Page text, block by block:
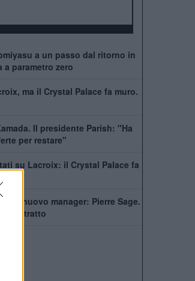
a un passo dal ritorno in
a parametro zero
ma il Crystal Palace fa muro.
Il presidente Parish: "Ha
per restare"
su Lacroix: il Crystal Palace fa
il nuovo manager: Pierre Sage.
contratto